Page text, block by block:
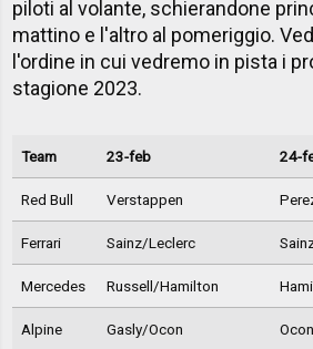
piloti al volante, schierandone
mattino e l'altro al pomeriggio.
l'ordine in cui vedremo in pista i
stagione 2023.
Team 23-feb 24-
Red Bull Verstappen
Ferrari Sainz/Leclerc
Mercedes Russell/Hamilton
Alpine Gasly/Ocon